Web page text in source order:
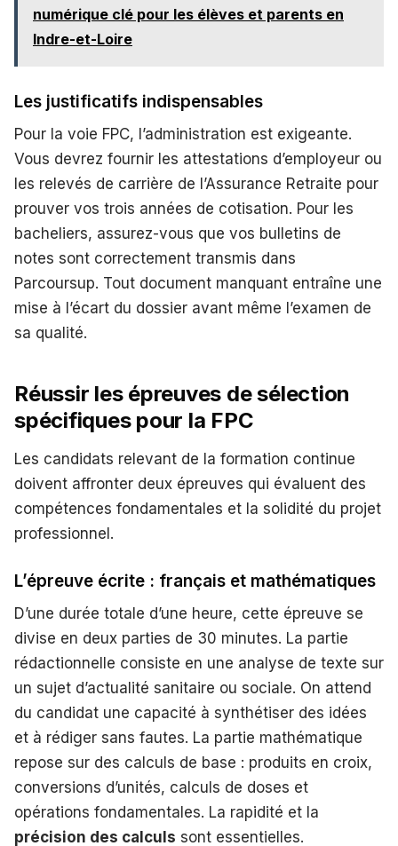
numérique clé pour les élèves et parents en
Indre-et-Loire
Les justificatifs indispensables
Pour la voie FPC, l’administration est exigeante.
Vous devrez fournir les attestations d’employeur ou
les relevés de carrière de l’Assurance Retraite pour
prouver vos trois années de cotisation. Pour les
bacheliers, assurez-vous que vos bulletins de
notes sont correctement transmis dans
Parcoursup. Tout document manquant entraîne une
mise à l’écart du dossier avant même l’examen de
sa qualité.
Réussir les épreuves de sélection
spécifiques pour la FPC
Les candidats relevant de la formation continue
doivent affronter deux épreuves qui évaluent des
compétences fondamentales et la solidité du projet
professionnel.
L’épreuve écrite : français et mathématiques
D’une durée totale d’une heure, cette épreuve se
divise en deux parties de 30 minutes. La partie
rédactionnelle consiste en une analyse de texte sur
un sujet d’actualité sanitaire ou sociale. On attend
du candidat une capacité à synthétiser des idées
et à rédiger sans fautes. La partie mathématique
repose sur des calculs de base : produits en croix,
conversions d’unités, calculs de doses et
opérations fondamentales. La rapidité et la
précision des calculs sont essentielles.